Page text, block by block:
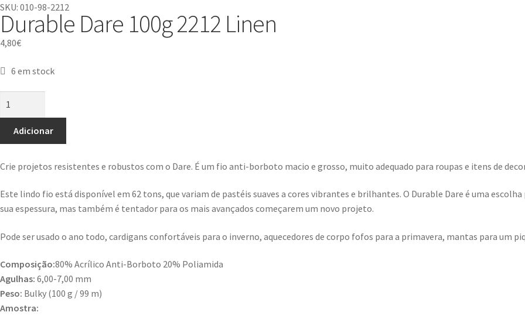
SKU: 010-98-2212
Durable Dare 100g 2212 Linen
4,80€
6 em stock
Adicionar
Crie projetos resistentes e robustos com o Dare. É um fio anti-borboto macio e grosso, muito adequado para roupas e itens de
Este lindo fio está disponível em 62 tons, que variam de pastéis suaves a cores vibrantes e brilhantes. O Durable Dare é uma
sua espessura, mas também é tentador para os mais avançados começarem um novo projeto.
Pode ser usado o ano todo, cardigans confortáveis ​​para o inverno, aquecedores de corpo fofos para a primavera, mantas para um
Composição:80% Acrílico Anti-Borboto 20% Poliamida
Agulhas: 6,00-7,00 mm
Peso: Bulky (100 g / 99 m)
Amostra: